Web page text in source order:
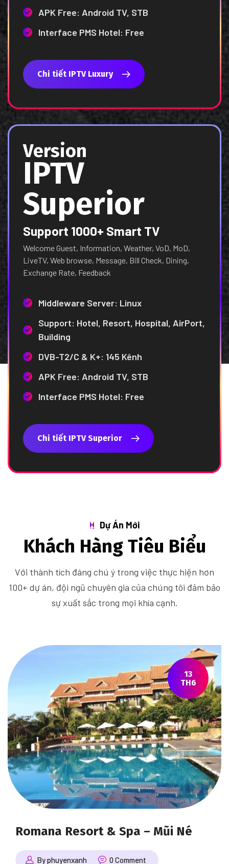
APK Free: Android TV, STB
Interface PMS Hotel: Free
Chi tiết IPTV Luxury
Version
IPTV
Superior
Support 1000+ Smart TV
Welcome Guest, Information, Weather, VoD, MoD,
LiveTV, Web browse, Message, Bill Check, Dining,
Exchange Rate, Feedback
Middleware Server: Linux
Support: Hotel, Resort, Hospital, AirPort,
Building
DVB-T2/C & K+: 145 Kênh
APK Free: Android TV, STB
Interface PMS Hotel: Free
Chi tiết IPTV Superior
Dự Án Mới
Khách Hàng Tiêu Biểu
Với thành tích đáng chú ý trong việc thực hiện hơn
100+ dự án, đội ngũ chuyên gia của chúng tôi đảm bảo
sự xuất sắc trong mọi khía cạnh.
13
TH6
Romana Resort & Spa – Mũi Né
By phuyenxanh 0 Comment